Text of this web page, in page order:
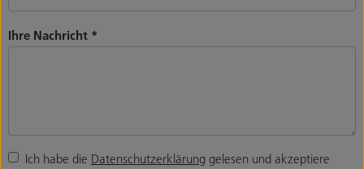
Ihre Nachricht *
Ich habe die Datenschutzerklärung gelesen und akzeptiere